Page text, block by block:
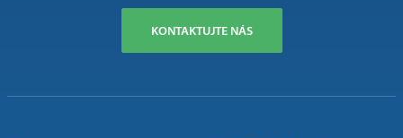
KONTAKTUJTE NÁS